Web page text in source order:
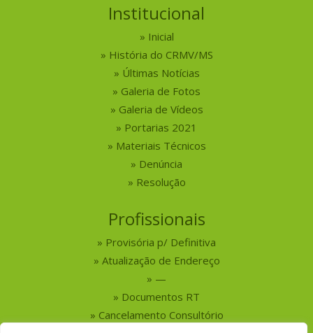
Institucional
Inicial
História do CRMV/MS
Últimas Notícias
Galeria de Fotos
Galeria de Vídeos
Portarias 2021
Materiais Técnicos
Denúncia
Resolução
Profissionais
Provisória p/ Definitiva
Atualização de Endereço
—
Documentos RT
Cancelamento Consultório